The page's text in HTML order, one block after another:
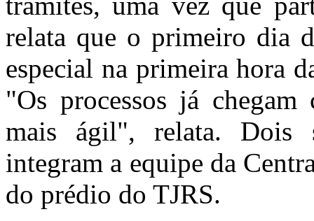
relata que o primeiro dia
especial na primeira hora
"Os processos já
mais ágil", relata. Dois
integram a equipe da
do prédio do TJRS.